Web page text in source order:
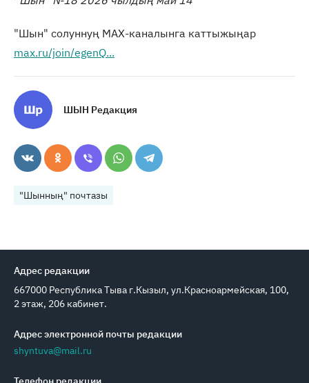
"Шын" солуннуң МАХ-каналынга каттыжыңар
max.ru/join/egenQ...
ШЫН Редакция
"Шынның" почтазы
Адрес редакции
667000 Республика Тыва г.Кызыл, ул.Красноармейская, 100,
2 этаж, 206 кабинет.
Адрес электронной почты редакции
shyntuva@mail.ru